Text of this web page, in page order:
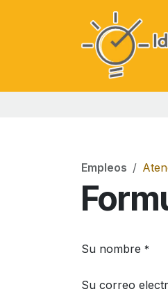
Empleos
Su nombre *
Su correo